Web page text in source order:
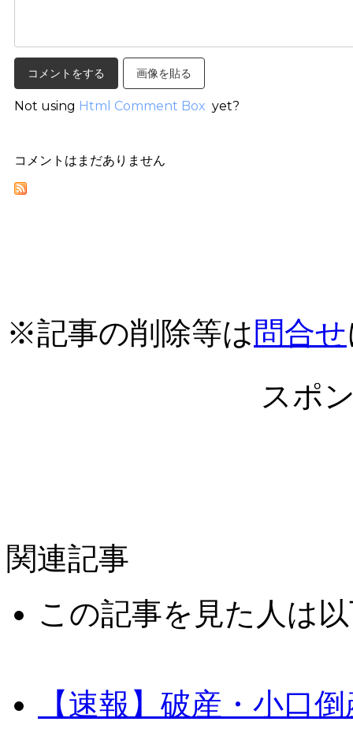
画像を貼る
Not using Html Comment Box yet?
コメントはまだありません
※記事の削除等は 問合せ
スポ
関連記事
この記事を見た人は
【速報】破産・小口